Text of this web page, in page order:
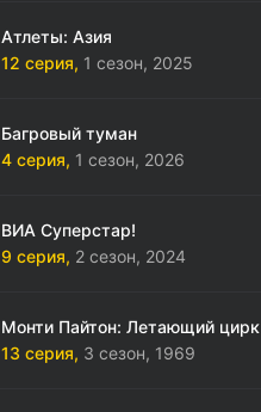
Атлеты: Азия
12 серия, 1 сезон, 2025
Багровый туман
4 серия, 1 сезон, 2026
ВИА Суперстар!
9 серия, 2 сезон, 2024
Монти Пайтон: Летающий цирк
13 серия, 3 сезон, 1969